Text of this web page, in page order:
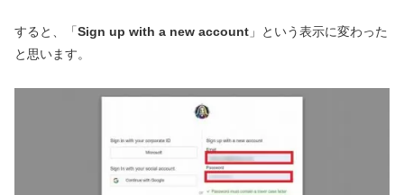
すると、「Sign up with a new account 」という表示に変わった
と思います。